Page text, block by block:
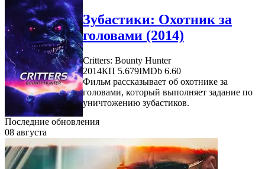
Зубастики: Охотник за
головами (2014)
Critters: Bounty Hunter
2014КП 5.679IMDb 6.60
Фильм рассказывает об охотнике за
головами, который выполняет задание по
уничтожению зубастиков.
Последние обновления
08 августа